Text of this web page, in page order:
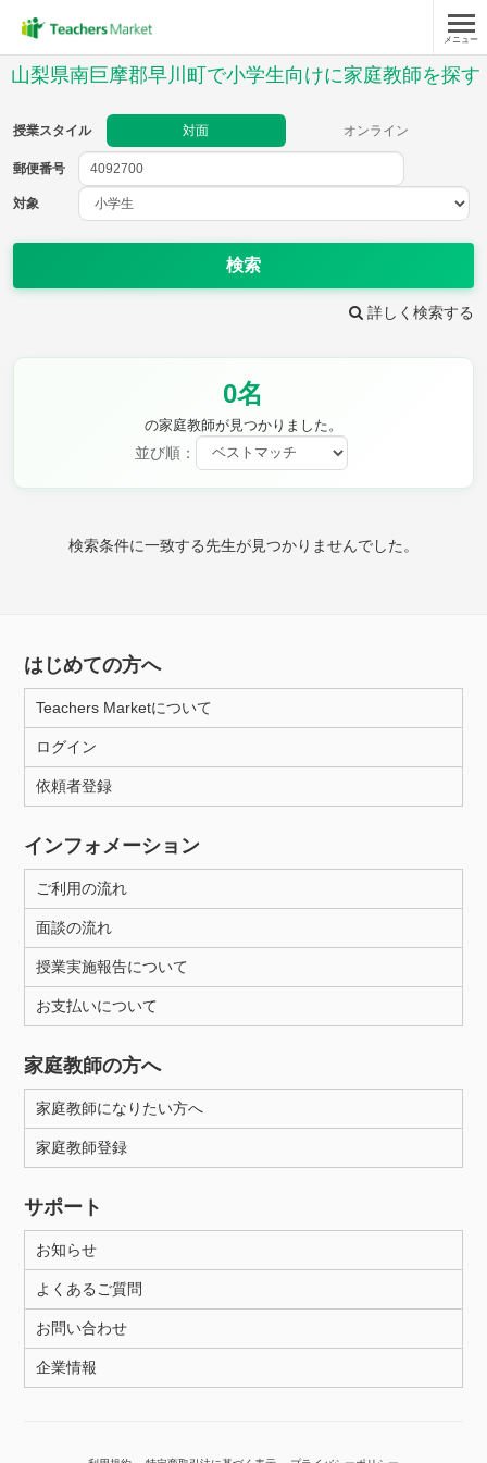
メニュー
山梨県南巨摩郡早川町で小学生向けに家庭教師を探す
授業スタイル 対面 オンライン
郵便番号
対象
検索
詳しく検索する
0名
の家庭教師が見つかりました。
並び順：
検索条件に一致する先生が見つかりませんでした。
郵便番号
教科
理科
保健・体育 図画工作 書写
月曜日 火曜日
所属大学
距離：15km以内
年齢：18-101歳
はじめての方へ
Teachers Marketについて
ログイン
依頼者登録
インフォメーション
ご利用の流れ
面談の流れ
授業実施報告について
お支払いについて
家庭教師の方へ
家庭教師になりたい方へ
家庭教師登録
サポート
お知らせ
よくあるご質問
お問い合わせ
企業情報